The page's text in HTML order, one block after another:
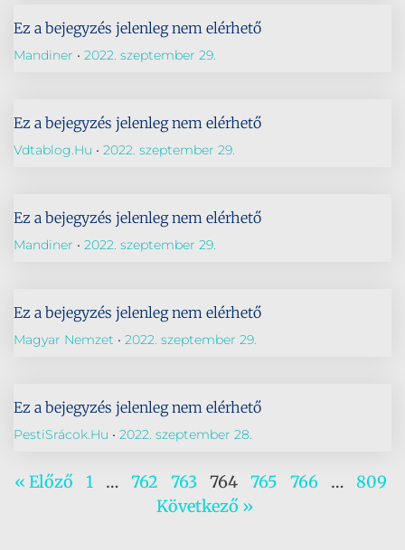
Ez a bejegyzés jelenleg nem elérhető
Mandiner 2022. szeptember 29.
Ez a bejegyzés jelenleg nem elérhető
Vdtablog.hu 2022. szeptember 29.
Ez a bejegyzés jelenleg nem elérhető
Mandiner 2022. szeptember 29.
Ez a bejegyzés jelenleg nem elérhető
Magyar Nemzet 2022. szeptember 29.
Ez a bejegyzés jelenleg nem elérhető
PestiSrácok.hu 2022. szeptember 28.
« Előző 1 … 762 763 764 765 766 …
809
Következő »